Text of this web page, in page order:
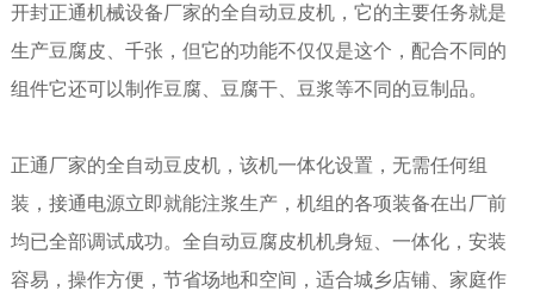
开封正通机械设备厂家的全自动豆皮机，它的主要任务就是
生产豆腐皮、千张，但它的功能不仅仅是这个，配合不同的
组件它还可以制作豆腐、豆腐干、豆浆等不同的豆制品。
正通厂家的全自动豆皮机，该机一体化设置，无需任何组
装，接通电源立即就能注浆生产，机组的各项装备在出厂前
均已全部调试成功。 全自动豆腐皮机机身短、一体化，安装
容易，操作方便，节省场地和空间，适合城乡店铺、家庭作